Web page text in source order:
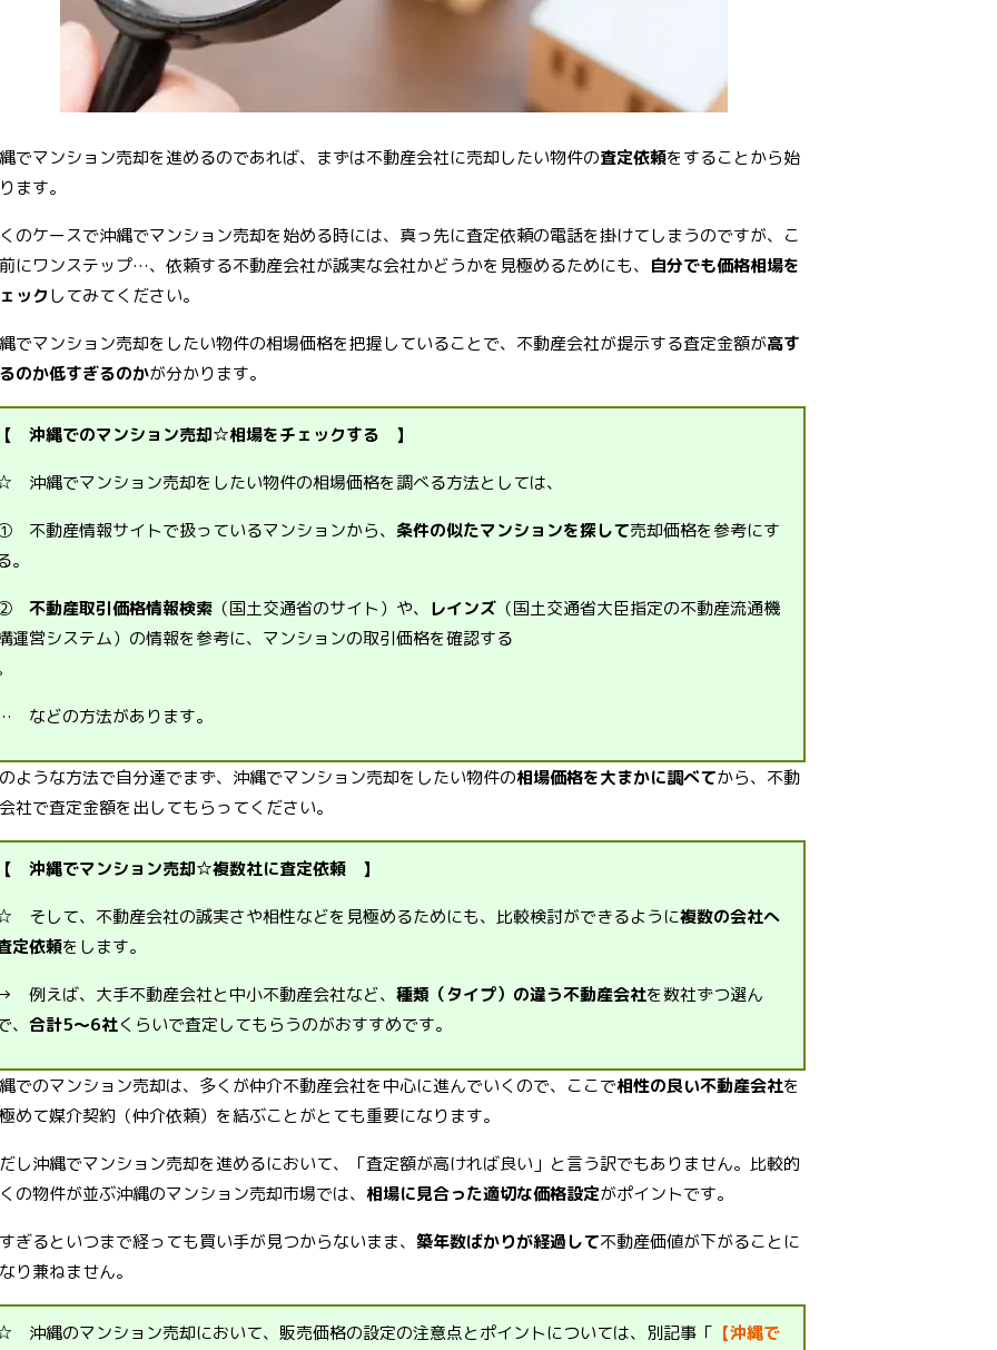
でマンション売却を進めるのであれば、まずは不動産会社に売却したい物件の査定依頼をすることから始
ます。
のケースで沖縄でマンション売却を始める時には、真っ先に査定依頼の電話を掛けてしまうのですが、こ
にワンステップ…、依頼する不動産会社が誠実な会社かどうかを見極めるためにも、 自分でも価格相場を
ック してみてください。
でマンション売却をしたい物件の相場価格を把握していることで、不動産会社が提示する査定金額が高す
のか低すぎるのかが分かります。
【 沖縄でのマンション売却☆相場をチェックする 】
沖縄でマンション売却をしたい物件の相場価格を調べる方法としては、
不動産情報サイトで扱っているマンションから、 条件の似たマンションを探して売却価格を参考にす
。
不動産取引価格情報検索 （国土交通省のサイト）や、 レインズ （国土交通省大臣指定の不動産流通機
運営システム）の情報を参考に、マンションの取引価格を確認する
などの方法があります。
ような方法で自分達でまず、沖縄でマンション売却をしたい物件の相場価格を大まかに調べてから、不動
社で査定金額を出してもらってください。
【 沖縄でマンション売却☆複数社に査定依頼 】
そして、不動産会社の誠実さや相性などを見極めるためにも、比較検討ができるように複数の会社へ
定依頼をします。
例えば、大手不動産会社と中小不動産会社など、 種類（タイプ）の違う不動産会社を数社ずつ選ん
、 合計5～6社くらいで査定してもらうのがおすすめです。
でのマンション売却は、多くが仲介不動産会社を中心に進んでいくので、ここで相性の良い不動産会社を
めて媒介契約（仲介依頼）を結ぶことがとても重要になります。
し沖縄でマンション売却を進めるにおいて、「査定額が高ければ良い」と言う訳でもありません。比較的
の物件が並ぶ沖縄のマンション売却市場では、 相場に見合った適切な価格設定がポイントです。
ぎるといつまで経っても買い手が見つからないまま、 築年数ばかりが経過して不動産価値が下がることに
り兼ねません。
沖縄のマンション売却において、販売価格の設定の注意点とポイントについては、別記事「 【沖縄で